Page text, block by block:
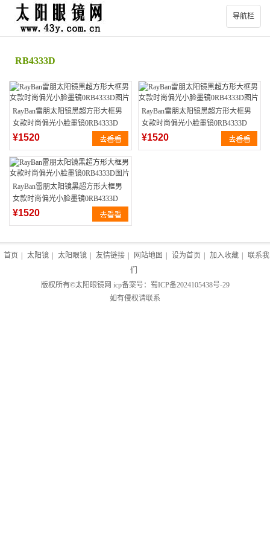
导航栏
RB4333D
RayBan雷朋太阳镜黑超方形大框男
女款时尚偏光小脸墨镜0RB4333D
¥1520
RayBan雷朋太阳镜黑超方形大框男
女款时尚偏光小脸墨镜0RB4333D
¥1520
RayBan雷朋太阳镜黑超方形大框男
女款时尚偏光小脸墨镜0RB4333D
¥1520
首页 太阳镜 太阳眼镜 友情链接 网站地图 设为首页 加入收藏
联系我
们
版权所有©太阳眼镜网 icp备案号： 蜀ICP备2024105438号-29
如有侵权请联系